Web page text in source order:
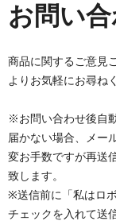
お問い
商品に関するご意見
よりお気軽にお尋ね
※お問い合わせ後自
届かない場合、メー
変お手数ですが再送
致します。
※送信前に「私はロ
チェックを入れて送